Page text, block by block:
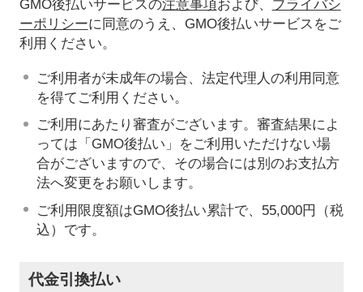
GMO後払いサービスの注意事項および、 プライバシ
ーポリシーに同意のうえ、GMO後払いサービスをご
利用ください。
ご利用者が未成年の場合、法定代理人の利用同意
を得てご利用ください。
ご利用にあたり審査がございます。審査結果によ
っては「GMO後払い」をご利用いただけない場
合がございますので、その場合には別のお支払方
法へ変更をお願いします。
ご利用限度額はGMO後払い累計で、55,000円（税
込）です。
代金引換払い